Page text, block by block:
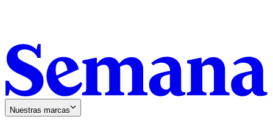
Nuestras marcas